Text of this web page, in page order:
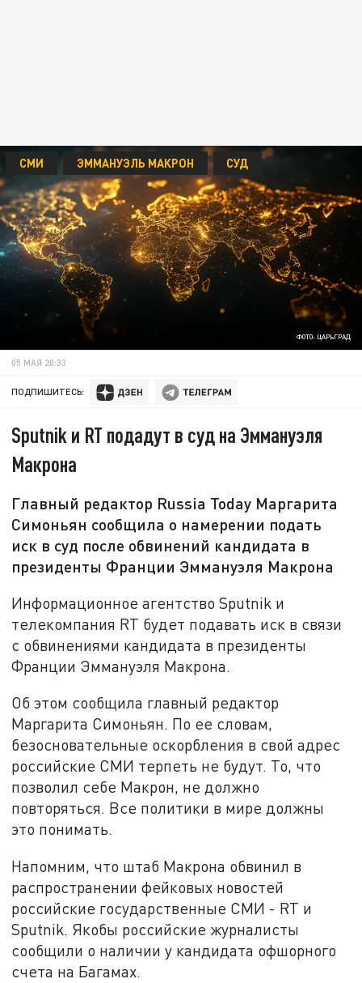
ФОТО: ЦАРЬГРАД
СМИ ЭММАНУЭЛЬ МАКРОН СУД
05 МАЯ 20:33
ПОДПИШИТЕСЬ:
Sputnik и RT подадут в суд на Эммануэля
Макрона
Главный редактор Russia Today Маргарита
Симоньян сообщила о намерении подать
иск в суд после обвинений кандидата в
президенты Франции Эммануэля Макрона
Информационное агентство Sputnik и
телекомпания RT будет подавать иск в связи
с обвинениями кандидата в президенты
Франции Эммануэля Макрона.
Об этом сообщила главный редактор
Маргарита Симоньян. По ее словам,
безосновательные оскорбления в свой адрес
российские СМИ терпеть не будут. То, что
позволил себе Макрон, не должно
повторяться. Все политики в мире должны
это понимать.
Напомним, что штаб Макрона обвинил в
распространении фейковых новостей
российские государственные СМИ - RT и
Sputnik. Якобы российские журналисты
сообщили о наличии у кандидата офшорного
счета на Багамах.